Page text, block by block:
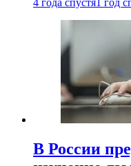
4 года спустя 1 год
В России